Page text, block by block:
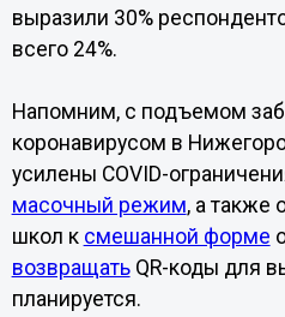
выразили 30%
всего 24%.
Напомним, с подъемом
коронавирусом в
усилены COVID-
масочный режим, а также
школ к смешанной форме
возвращатьQR-коды для
планируется.